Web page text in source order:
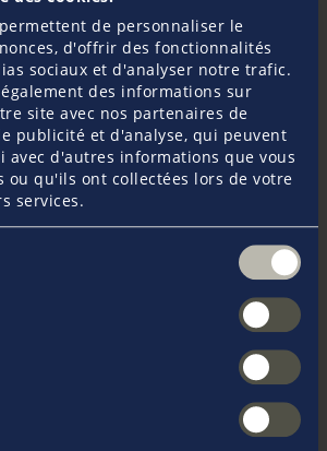
de personnaliser le
d'offrir des fonctionnalités
sociaux et d'analyser notre trafic.
des informations sur
site avec nos partenaires de
publicité et d'analyse, qui peuvent
avec d'autres informations que vous
ou qu'ils ont collectées lors de votre
services.
aux régates de club et locales
Non couvert
disponible en option
reprendre les polices
bateau à des amis?